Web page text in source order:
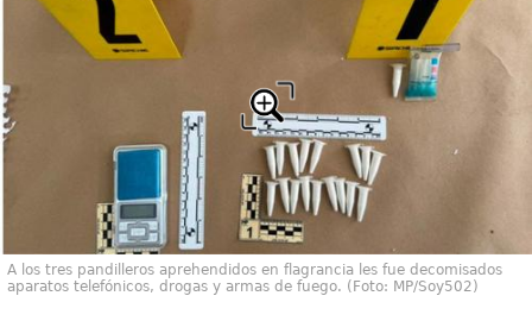
A los tres pandilleros aprehendidos en flagrancia les fue decomisados
aparatos telefónicos, drogas y armas de fuego. (Foto: MP/Soy502)